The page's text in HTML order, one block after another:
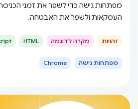
מפתחות גישה כדי לשפר את זמני
העסקאות ולשפר את האבטחה.
זהויות מקרה לדוגמה HTML
מפתחות גישה Chrome